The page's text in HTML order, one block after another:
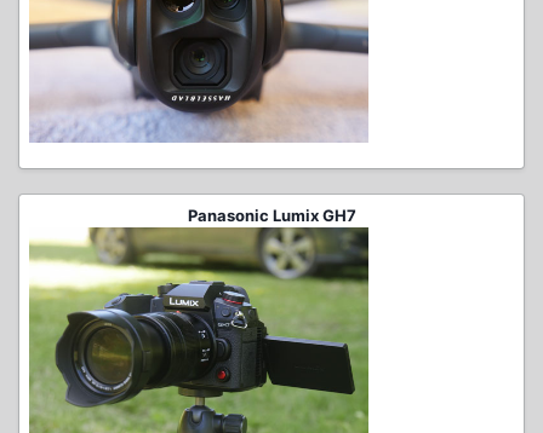
Panasonic Lumix GH7